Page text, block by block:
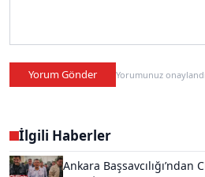
Yorum Gönder Yorumunuz
İlgili Haberler
Ankara Başsavcılığı’ndan